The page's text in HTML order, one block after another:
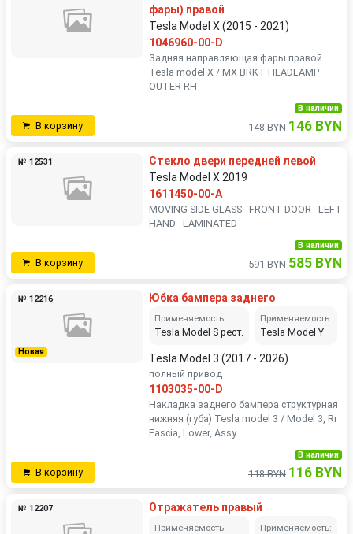
фары) правой
Tesla Model X (2015 - 2021)
1046960-00-D
Задняя направляющая фары правой
Tesla model X / MX BRKT HEADLAMP
OUTER RH
В корзину
В наличии
148 BYN 146 BYN
№ 12531
Стекло двери передней левой
Tesla Model X 2019
1611450-00-A
MOVING SIDE GLASS - FRONT DOOR - LEFT
HAND - LAMINATED
В корзину
В наличии
591 BYN 585 BYN
Новая
№ 12216 Юбка бампера заднего
Применяемость:
Tesla Model S рест.
Применяемость:
Tesla Model Y
Tesla Model 3 (2017 - 2026)
полный привод
1103035-00-D
Накладка заднего бампера структурная
нижняя (губа) Tesla model 3 / Model 3, Rr
Fascia, Lower, Assy
В корзину
В наличии
118 BYN 116 BYN
№ 12207 Отражатель правый
Применяемость: Применяемость: